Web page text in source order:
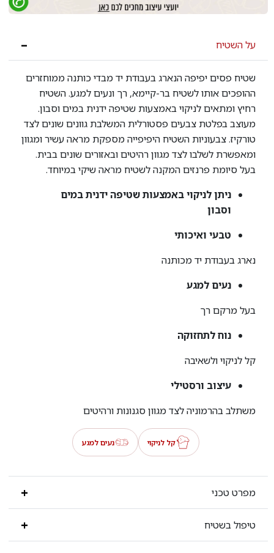
על השטיח
שטיח פסים יפיפההנארגבעבודת יד מבדי כותנה ממוחזרים
ההופכים אותו לשטיח בר-קיימא, רך ונעים למגע. השטיח
רחיץ ומתאים לניקוי באמצעות שטיפה ידנית במים וסבון.
מעוצב בפלטת צבעים פסטורלית המשלבת גוונים שונים לצד
טורקיז. צבעוניות השטיח היפיפייה מספקת מראה עשיר ומגוון
ומאפשרת לשלבו לצד מגוון רהיטים ובאזורים שונים בבית.
בעל סיומת פרנזים המקנה לשטיח מראה שיקי במיוחד.
ניתן לניקוי באמצעות שטיפה ידנית במים
וסבון
טבעי ואיכותי
נארג בעבודת יד מכותנה
נעים למגע
בעל מרקם רך
נוח לתחזוקה
קל לניקוי ולשאיבה
עיצוב ורסטילי
משתלב בהרמוניה לצד מגוון סגנונות ורהיטים
קל לניקוי נעים למגע
מפרט טכני
טיפול בשטיח